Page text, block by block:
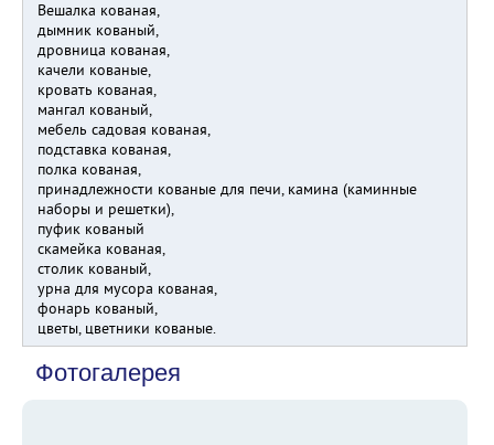
Вешалка кованая,
дымник кованый,
дровница кованая,
качели кованые,
кровать кованая,
мангал кованый,
мебель садовая кованая,
подставка кованая,
полка кованая,
принадлежности кованые для печи, камина (каминные
наборы и решетки),
пуфик кованый
скамейка кованая,
столик кованый,
урна для мусора кованая,
фонарь кованый,
цветы, цветники кованые.
Фотогалерея